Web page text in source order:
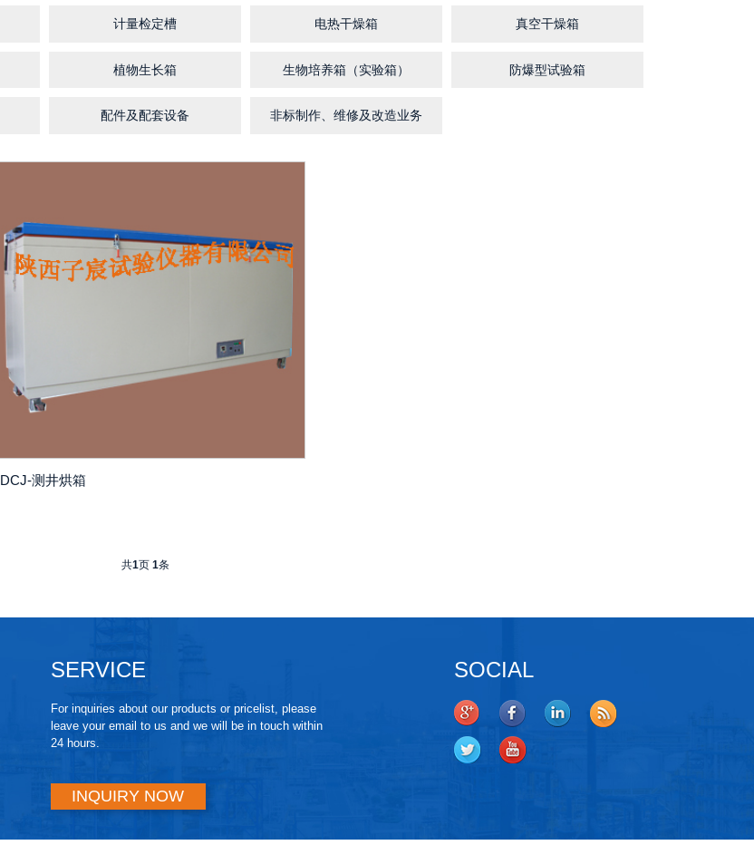
计量检定槽 电热干燥箱 真空干燥箱
植物生长箱 生物培养箱（实验箱） 防爆型试验箱
配件及配套设备 非标制作、维修及改造业务
DCJ-测井烘箱
共1页 1条
SERVICE
For inquiries about our products or pricelist, please
leave your email to us and we will be in touch within
24 hours.
INQUIRY NOW
SOCIAL